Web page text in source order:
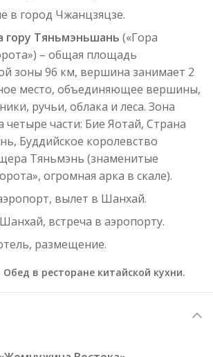
в город Чжанцзяцзе.
гору Тяньмэньшань («Гора
– общая площадь
зоны 96 км, вершина занимает 2
место, объединяющее вершины,
ручьи, облака и леса. Зона
четыре части: Бие Яотай, Страна
Буддийское королевство
Тяньмэнь (знаменитые
огромная арка в скале).
вылет в Шанхай.
встреча в аэропорту.
размещение.
в ресторане китайской кухни.